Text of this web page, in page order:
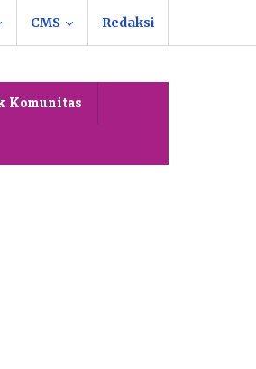
CMS Redaksi
Komunitas